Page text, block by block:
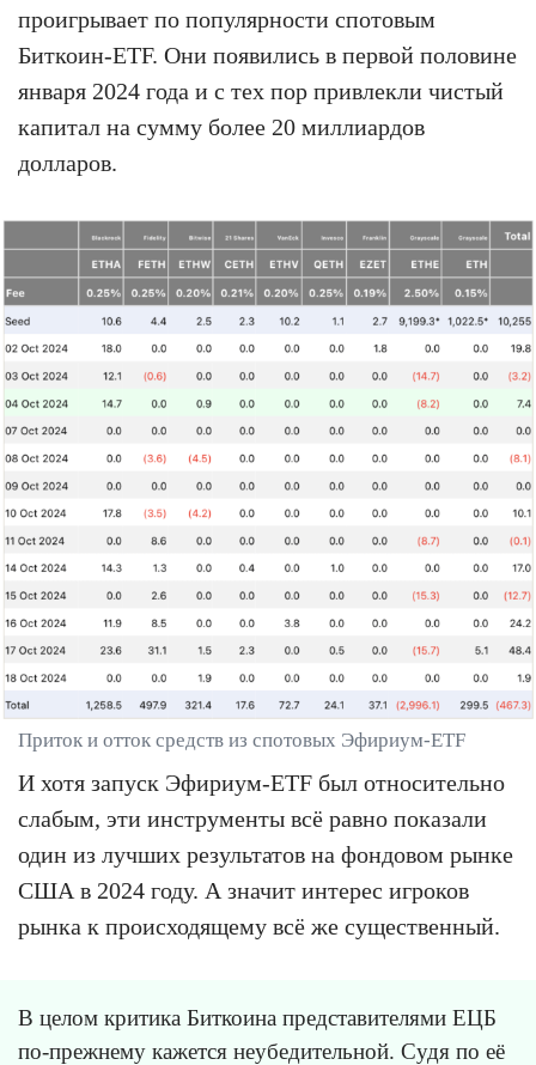
проигрывает по популярности спотовым
Биткоин-ETF. Они появились в первой половине
января 2024 года и с тех пор привлекли чистый
капитал на сумму более 20 миллиардов
долларов.
Приток и отток средств из спотовых Эфириум-ETF
И хотя запуск Эфириум-ETF был относительно
слабым, эти инструменты всё равно показали
один из лучших результатов на фондовом рынке
США в 2024 году. А значит интерес игроков
рынка к происходящему всё же существенный.
В целом критика Биткоина представителями ЕЦБ
по-прежнему кажется неубедительной. Судя по её